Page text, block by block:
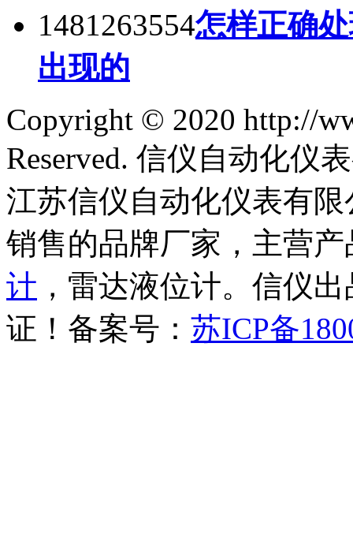
1481263554怎样正确
出现的
Copyright © 2020 http://
Reserved. 信仪自动化仪
江苏信仪自动化仪表有
销售的品牌厂家，主营产
计 ，雷达液位计。信仪
证！备案号： 苏ICP备